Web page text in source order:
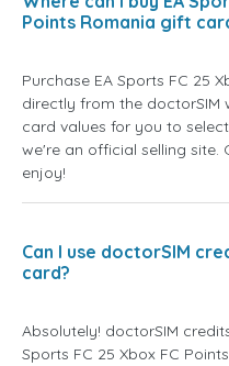
Points Romania gift
Purchase EA Sports FC 25
directly from the doctorSIM
card values for you to
we're an official selling site.
enjoy!
Can I use doctorSIM
card?
Absolutely! doctorSIM
Sports FC 25 Xbox FC